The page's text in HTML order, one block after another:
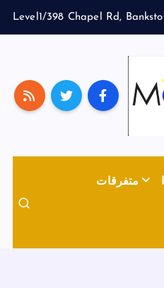
Level1/398 Chapel Rd,
متفرقات